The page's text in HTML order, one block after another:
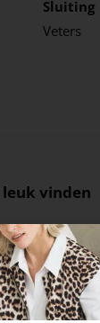
Sluiting
Veters
leuk vinden